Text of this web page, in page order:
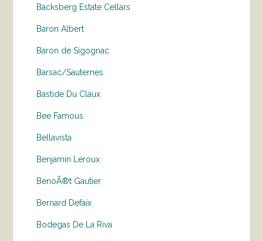
Backsberg Estate Cellars
Baron Albert
Baron de Sigognac
Barsac/Sauternes
Bastide Du Claux
Bee Famous
Bellavista
Benjamin Leroux
BenoÃ®t Gautier
Bernard Defaix
Bodegas De La Riva